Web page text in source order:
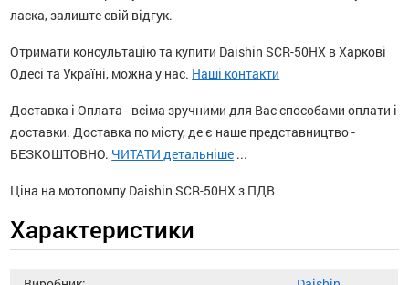
ласка, залиште свій відгук.
Отримати консультацію та купити Daishin SCR-50HX в Харкові
Одесі та Україні, можна у нас. Наші контакти
Доставка і Оплата - всіма зручними для Вас способами оплати і
доставки. Доставка по місту, де є наше представництво -
БЕЗКОШТОВНО. ЧИТАТИ детальніше ...
Ціна на мотопомпу Daishin SCR-50HX з ПДВ
Характеристики